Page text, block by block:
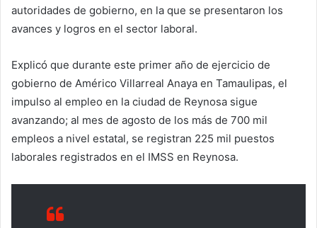
autoridades de gobierno, en la que se presentaron los
avances y logros en el sector laboral.
Explicó que durante este primer año de ejercicio de
gobierno de Américo Villarreal Anaya en Tamaulipas, el
impulso al empleo en la ciudad de Reynosa sigue
avanzando; al mes de agosto de los más de 700 mil
empleos a nivel estatal, se registran 225 mil puestos
laborales registrados en el IMSS en Reynosa.